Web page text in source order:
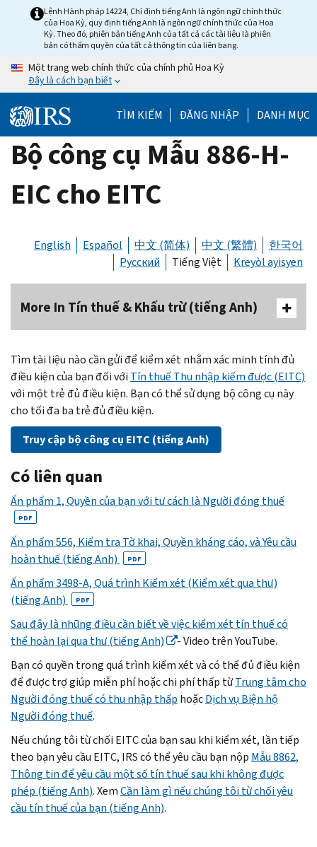
Lệnh Hành pháp 14224, Chỉ định tiếng Anh là ngôn ngữ chính thức
của Hoa Kỳ, quy định tiếng Anh là ngôn ngữ chính thức của Hoa
Kỳ. Theo đó, phiên bản tiếng Anh của tất cả các tài liệu là phiên
bản có thẩm quyền của tất cả thông tin của liên bang.
Một trang web chính thức của chính phủ Hoa Kỳ
Đây là cách bạn biết
TÌM KIẾM ĐĂNG NHẬP DANH MỤC
Bộ công cụ Mẫu 886-H-
EIC cho EITC
English Español 中文 (简体) 中文 (繁體)
한국어
Русский
Tiếng Việt Kreyòl ayisyen
More In Tín thuế & Khấu trừ (tiếng Anh)
Tìm tài liệu nào cần gửi để kiểm xét nhằm xác minh tính đủ
điều kiện của bạn đối với Tín thuế Thu nhập kiếm được (EITC)
với một trẻ đủ điều kiện. Bạn có thể sử dụng bộ công cụ này
cho tối đa ba trẻ đủ điều kiện.
Truy cập bộ công cụ EITC (tiếng Anh)
Có liên quan
Ấn phẩm 1, Quyền của bạn với tư cách là Người đóng thuế
PDF
Ấn phẩm 556, Kiểm tra Tờ khai, Quyền kháng cáo, và Yêu cầu
hoàn thuế (tiếng Anh)
PDF
Ấn phẩm 3498-A, Quá trình Kiểm xét (Kiểm xét qua thư)
(tiếng Anh)
PDF
Sau đây là những điều cần biết về việc kiểm xét tín thuế có
thể hoàn lại qua thư (tiếng Anh)
- Video trên YouTube.
Bạn có quyền trong quá trình kiểm xét và có thể đủ điều kiện
để được trợ giúp miễn phí hoặc chi phí thấp từTrung tâm cho
Người đóng thuế có thu nhập thấp hoặcDịch vụ Biện hộ
Người đóng thuế.
Nếu chúng tôi từ chối EITC của bạn sau khi kiểm xét, lần tiếp
theo bạn yêu cầu EITC, IRS có thể yêu cầu bạn nộp Mẫu 8862,
Thông tin để yêu cầu một số tín thuế sau khi không được
phép (tiếng Anh). XemCần làm gì nếu chúng tôi từ chối yêu
cầu tín thuế của bạn (tiếng Anh).